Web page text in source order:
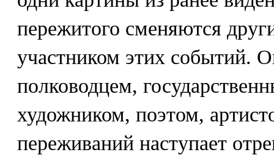
пережитого сменяются
участником этих событий.
полководцем,
художником, поэтом,
переживаний наступает